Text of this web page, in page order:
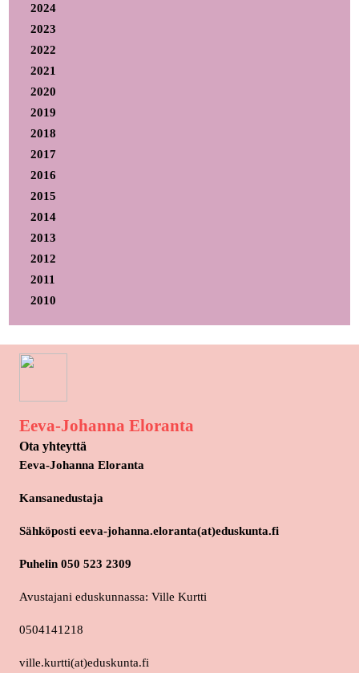
2024
2023
2022
2021
2020
2019
2018
2017
2016
2015
2014
2013
2012
2011
2010
Eeva-Johanna Eloranta
Ota yhteyttä
Eeva-Johanna Eloranta
Kansanedustaja
Sähköposti eeva-johanna.eloranta(at)eduskunta.fi
Puhelin 050 523 2309
Avustajani eduskunnassa: Ville Kurtti
0504141218
ville.kurtti(at)eduskunta.fi